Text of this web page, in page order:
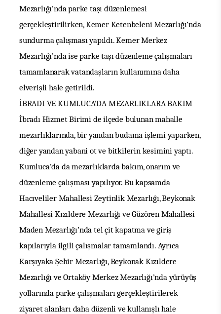
Mezarlığı’nda parke taşı düzenlemesi
gerçekleştirilirken, Kemer Ketenbeleni Mezarlığı’nda
sundurma çalışması yapıldı. Kemer Merkez
Mezarlığı’nda ise parke taşı düzenleme çalışmaları
tamamlanarak vatandaşların kullanımına daha
elverişli hale getirildi.
İBRADI VE KUMLUCA’DA MEZARLIKLARA BAKIM
İbradı Hizmet Birimi de ilçede bulunan mahalle
mezarlıklarında, bir yandan budama işlemi yaparken,
diğer yandan yabani ot ve bitkilerin kesimini yaptı.
Kumluca’da da mezarlıklarda bakım, onarım ve
düzenleme çalışması yapılıyor. Bu kapsamda
Hacıveliler Mahallesi Zeytinlik Mezarlığı, Beykonak
Mahallesi Kızıldere Mezarlığı ve Güzören Mahallesi
Maden Mezarlığı’nda tel çit kapatma ve giriş
kapılarıyla ilgili çalışmalar tamamlandı. Ayrıca
Karşıyaka Şehir Mezarlığı, Beykonak Kızıldere
Mezarlığı ve Ortaköy Merkez Mezarlığı’nda yürüyüş
yollarında parke çalışmaları gerçekleştirilerek
ziyaret alanları daha düzenli ve kullanışlı hale